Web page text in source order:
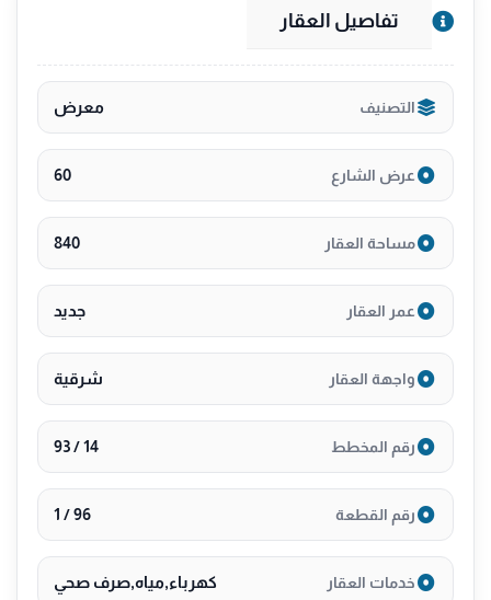
📞 للتواصل والاستفسار:
0541310198
تفاصيل العقار
التصنيف معرض
عرض الشارع 60
مساحة العقار 840
عمر العقار جديد
واجهة العقار شرقية
رقم المخطط 14 / 93
رقم القطعة 96 / 1
خدمات العقار كهرباء,مياه,صرف صحي